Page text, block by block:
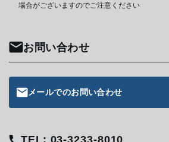
場合がございますのでご注意ください
お問い合わせ
メールでのお問い合わせ